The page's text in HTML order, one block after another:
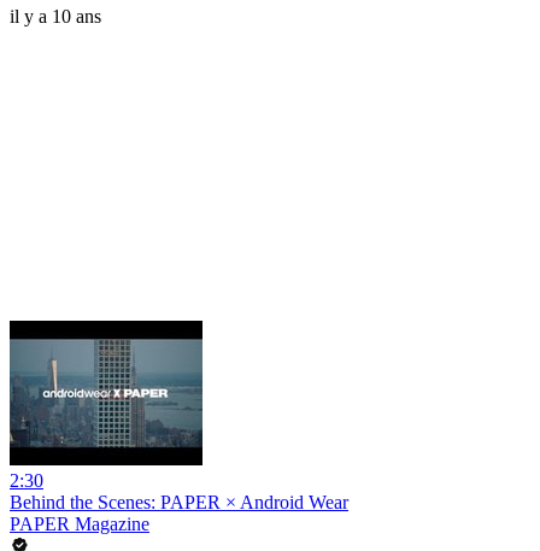
il y a 10 ans
2:30
Behind the Scenes: PAPER × Android Wear
PAPER Magazine